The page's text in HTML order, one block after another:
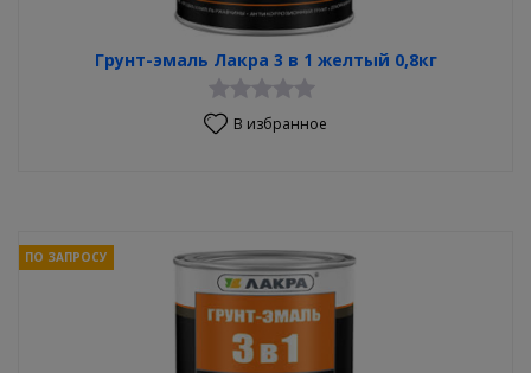
Грунт-эмаль Лакра 3 в 1 желтый 0,8кг
В избранное
ПО ЗАПРОСУ